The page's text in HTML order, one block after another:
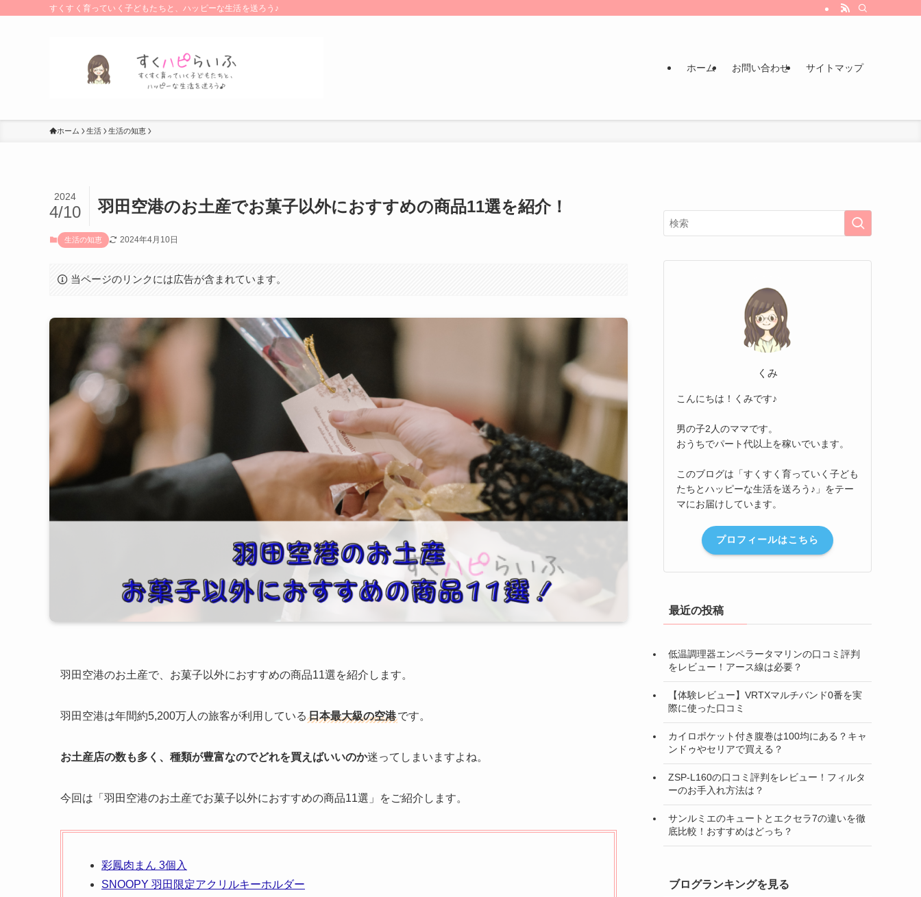
すくすく育っていく子どもたちと、ハッピーな生活を送ろう♪
ホーム お問い合わせ サイトマップ
ホーム 生活 生活の知恵
羽田空港のお土産でお菓子以外におすすめの商品11選を紹介！
2024
4/10
生活の知恵 2024年4月10日
当ページのリンクには広告が含まれています。
羽田空港のお土産で、お菓子以外におすすめの商品11選を紹介します。
羽田空港は年間約5,200万人の旅客が利用している 日本最大級の空港です。
お土産店の数も多く、種類が豊富なのでどれを買えばいいのか迷ってしまいますよね。
今回は「羽田空港のお土産でお菓子以外におすすめの商品11選」をご紹介します。
彩鳳肉まん 3個入
SNOOPY 羽田限定アクリルキーホルダー
くみ
こんにちは！くみです♪
男の子2人のママです。
おうちでパート代以上を稼いでいます。
このブログは「すくすく育っていく子ども
たちとハッピーな生活を送ろう♪」をテー
マにお届けしています。
プロフィールはこちら
最近の投稿
低温調理器エンペラータマリンの口コミ評判
をレビュー！アース線は必要？
【体験レビュー】VRTXマルチバンド0番を実
際に使った口コミ
カイロポケット付き腹巻は100均にある？キャ
ンドゥやセリアで買える？
ZSP-L160の口コミ評判をレビュー！フィルタ
ーのお手入れ方法は？
サンルミエのキュートとエクセラ7の違いを徹
底比較！おすすめはどっち？
ブログランキングを見る